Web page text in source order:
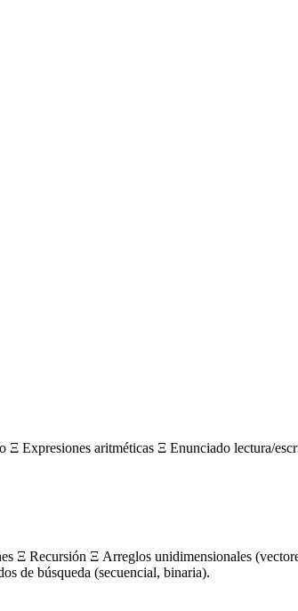
Expresiones aritméticas Ξ Enunciado lectura/
Ξ Recursión Ξ Arreglos unidimensionales
de búsqueda (secuencial, binaria).